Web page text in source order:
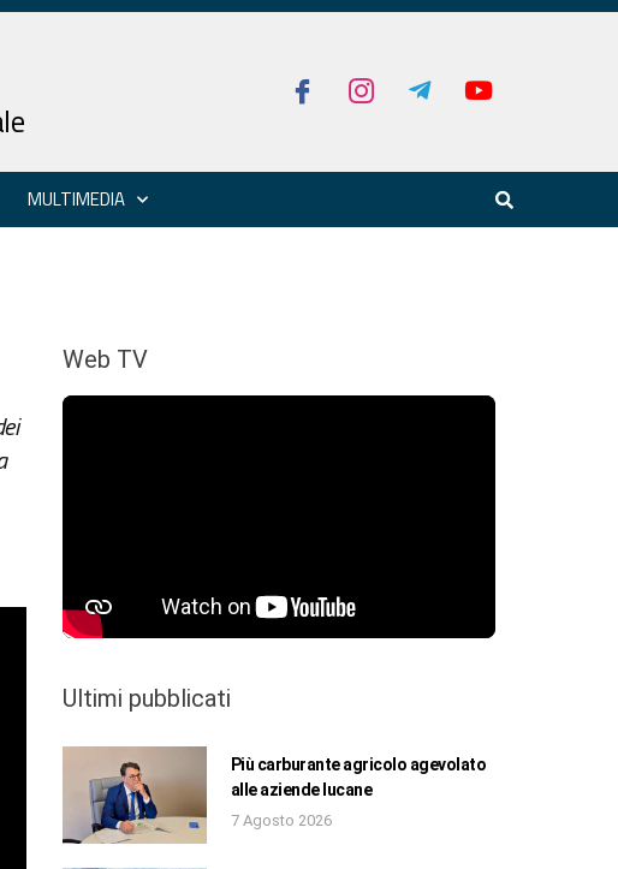
MULTIMEDIA
Web TV
Ultimi pubblicati
Più carburante agricolo agevolato
alle aziende lucane
7 Agosto 2026